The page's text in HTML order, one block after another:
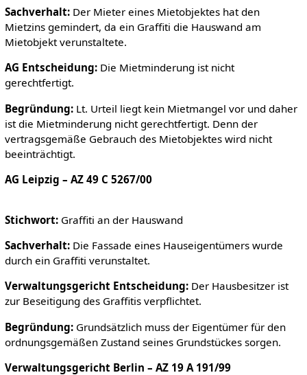
Sachverhalt:Der Mieter eines Mietobjektes hat den
Mietzins gemindert, da ein Graffiti die Hauswand am
Mietobjekt verunstaltete.
AG Entscheidung:Die Mietminderung ist nicht
gerechtfertigt.
Begründung:Lt. Urteil liegt kein Mietmangel vor und daher
ist die Mietminderung nicht gerechtfertigt. Denn der
vertragsgemäße Gebrauch des Mietobjektes wird nicht
beeinträchtigt.
AG Leipzig – AZ 49 C 5267/00
Stichwort:Graffiti an der Hauswand
Sachverhalt:Die Fassade eines Hauseigentümers wurde
durch ein Graffiti verunstaltet.
Verwaltungsgericht Entscheidung:Der Hausbesitzer ist
zur Beseitigung des Graffitis verpflichtet.
Begründung:Grundsätzlich muss der Eigentümer für den
ordnungsgemäßen Zustand seines Grundstückes sorgen.
Verwaltungsgericht Berlin – AZ 19 A 191/99